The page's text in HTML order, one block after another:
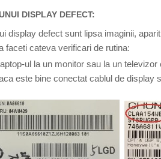
DISPLAY DEFECT:
display defect sunt lipsa imaginii,
faceti cateva verificari de rutina:
ul la un monitor sau la un
este bine conectat cablul de display